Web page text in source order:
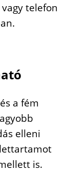
vagytelefon
és a fém
elleni
is.